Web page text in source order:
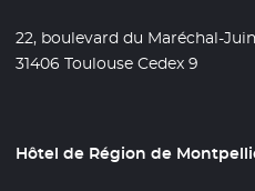
22, boulevard du Maréchal-Juin
31406 Toulouse Cedex 9
Hôtel de Région de